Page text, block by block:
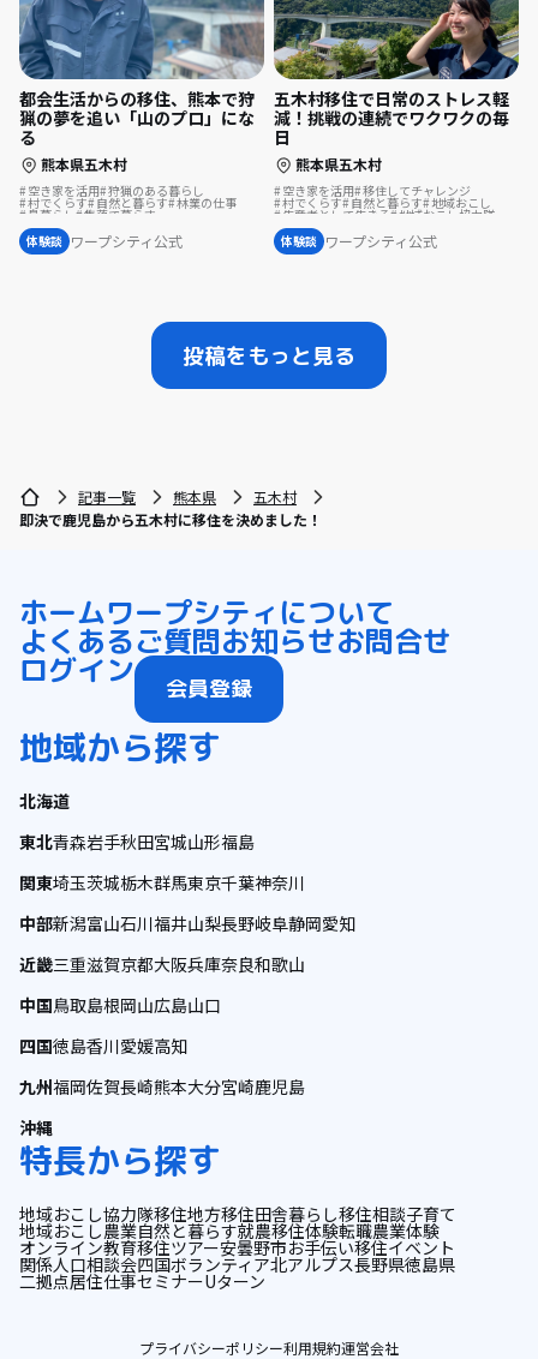
都会生活からの移住、熊本で狩
猟の夢を追い「山のプロ」にな
る
熊本県五木村
空き家を活用 狩猟のある暮らし
村でくらす 自然と暮らす 林業の仕事
島暮らし
集落で暮らす
体験談 ワープシティ公式
五木村移住で日常のストレス軽
減！挑戦の連続でワクワクの毎
日
熊本県五木村
空き家を活用 移住してチャレンジ
村でくらす 自然と暮らす 地域おこし
生産者として生きる 地域おこし協力隊
歴史をつむぐ
温泉の近く 転勤を機に移住
体験談 ワープシティ公式
投稿をもっと見る
記事一覧 熊本県
五木村
即決で鹿児島から五木村に移住を決めました！
ホームワープシティについて
よくあるご質問お知らせお問合せ
ログイン 会員登録
地域から探す
北海道
東北青森岩手秋田宮城山形福島
関東埼玉茨城栃木群馬東京千葉神奈川
中部新潟富山石川福井山梨長野岐阜静岡愛知
近畿三重滋賀京都大阪兵庫奈良和歌山
中国鳥取島根岡山広島山口
四国徳島香川愛媛高知
九州福岡佐賀長崎熊本大分宮崎鹿児島
沖縄
特長から探す
地域おこし協力隊移住地方移住田舎暮らし移住相談子育て
地域おこし農業自然と暮らす就農移住体験転職農業体験
オンライン教育移住ツアー安曇野市お手伝い移住イベント
関係人口相談会四国ボランティア北アルプス長野県徳島県
二拠点居住仕事セミナーUターン
プライバシーポリシー利用規約運営会社